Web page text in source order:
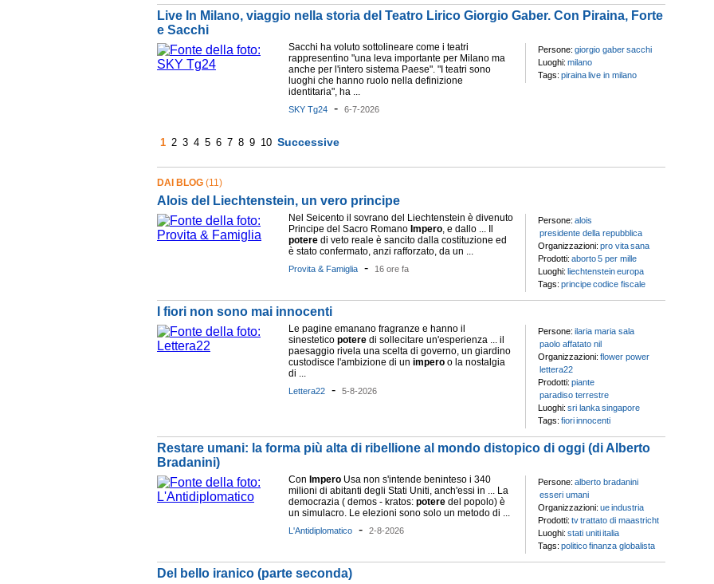
Live In Milano, viaggio nella storia del Teatro Lirico Giorgio Gaber. Con Piraina, Forte
e Sacchi
Sacchi ha voluto sottolineare come i teatri
rappresentino "una leva importante per Milano ma
anche per l'intero sistema Paese". "I teatri sono
luoghi che hanno ruolo nella definizione
identitaria", ha ...
SKY Tg24 - 6-7-2026
Persone: giorgio gabersacchi
Luoghi: milano
Tags: pirainalive in milano
1 2 3 4 5 6 7 8 9 10 Successive
DAI BLOG (11)
Alois del Liechtenstein, un vero principe
Nel Seicento il sovrano del Liechtenstein è divenuto
Principe del Sacro Romano Impero, e dallo ... Il
potere di veto reale è sancito dalla costituzione ed
è stato confermato, anzi rafforzato, da un ...
Provita & Famiglia - 16 ore fa
Persone: alois
presidente della repubblica
Organizzazioni: pro vitasana
Prodotti: aborto5 per mille
Luoghi: liechtensteineuropa
Tags: principecodice fiscale
I fiori non sono mai innocenti
Le pagine emanano fragranze e hanno il
sinestetico potere di sollecitare un'esperienza ... il
paesaggio rivela una scelta di governo, un giardino
custodisce l'ambizione di un impero o la nostalgia
di ...
Lettera22 - 5-8-2026
Persone: ilaria maria sala
paolo affatato nil
Organizzazioni: flower power
lettera22
Prodotti: piante
paradiso terrestre
Luoghi: sri lankasingapore
Tags: fioriinnocenti
Restare umani: la forma più alta di ribellione al mondo distopico di oggi (di Alberto
Bradanini)
Con Impero Usa non s'intende beninteso i 340
milioni di abitanti degli Stati Uniti, anch'essi in ... La
democrazia ( demos - kratos: potere del popolo) è
un simulacro. Le elezioni sono solo un metodo di ...
L'Antidiplomatico - 2-8-2026
Persone: alberto bradanini
esseri umani
Organizzazioni: ueindustria
Prodotti: tvtrattato di maastricht
Luoghi: stati unitiitalia
Tags: politicofinanza globalista
Del bello iranico (parte seconda)